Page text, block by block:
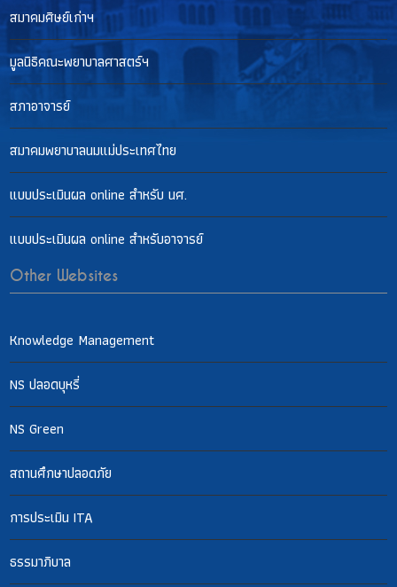
สมาคมศิษย์เก่าฯ
มูลนิธิคณะพยาบาลศาสตร์ฯ
สภาอาจารย์
สมาคมพยาบาลนมแม่ประเทศไทย
แบบประเมินผล online สำหรับ นศ.
แบบประเมินผล online สำหรับอาจารย์
Other Websites
Knowledge Management
NS ปลอดบุหรี่
NS Green
สถานศึกษาปลอดภัย
การประเมิน ITA
ธรรมาภิบาล